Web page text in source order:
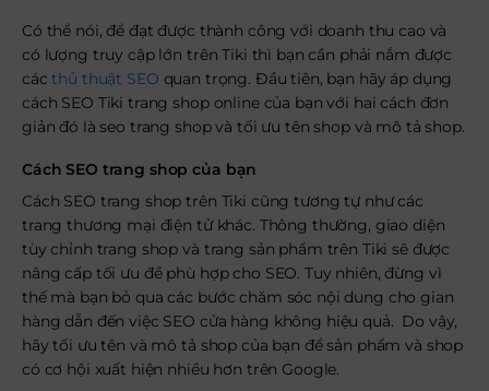
Có thể nói, để đạt được thành công với doanh thu cao và
có lượng truy cập lớn trên Tiki thì bạn cần phải nắm được
cácthủ thuật SEO quan trọng. Đầu tiên, bạn hãy áp dụng
cách SEO Tiki trang shop online của bạn với hai cách đơn
giản đó là seo trang shop và tối ưu tên shop và mô tả shop.
Cách SEO trang shop của bạn
Cách SEO trang shop trên Tiki cũng tương tự như các
trang thương mại điện tử khác. Thông thường, giao diện
tùy chỉnh trang shop và trang sản phẩm trên Tiki sẽ được
nâng cấp tối ưu đề phù hợp cho SEO. Tuy nhiên, đừng vì
thế mà bạn bỏ qua các bước chăm sóc nội dung cho gian
hàng dẫn đến việc SEO cửa hàng không hiệu quả. Do vậy,
hãy tối ưu tên và mô tả shop của bạn để sản phẩm và shop
có cơ hội xuất hiện nhiều hơn trên Google.